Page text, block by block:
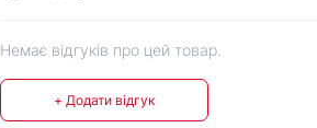
Немає відгуків про цей товар.
+ Додати відгук